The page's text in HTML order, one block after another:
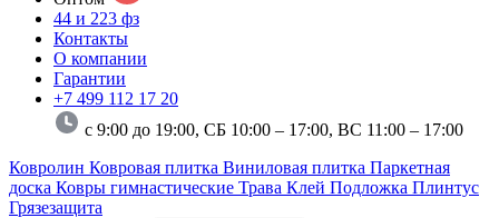
44 и 223 фз
Контакты
О компании
Гарантии
+7 499 112 17 20
с 9:00 до 19:00, СБ 10:00 – 17:00, ВС 11:00 – 17:00
Ковролин Ковровая плитка Виниловая плитка Паркетная
доска Ковры гимнастические Трава Клей Подложка Плинтус
Грязезащита